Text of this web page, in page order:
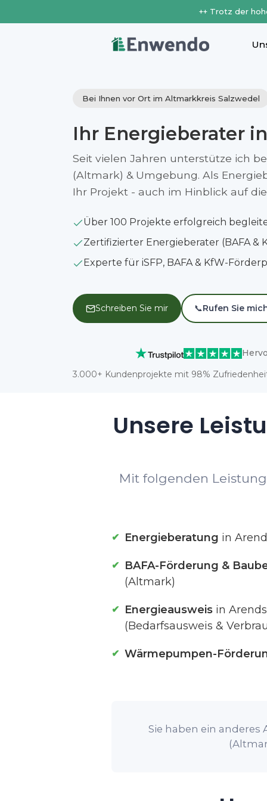
++ Trotz der
Bei Ihnen vor Ort im Altmarkkreis Salzwedel
Ihr Energieberater
Seit vielen Jahren unterstütze ich
(Altmark) & Umgebung. Als
Ihr Projekt - auch im Hinblick auf
Über 100 Projekte erfolgreich
Zertifizierter Energieberater (BAFA &
Experte für iSFP, BAFA & KfW-
Schreiben Sie mir 📞Rufen Sie
3.000+ Kundenprojekte mit 98%
Unsere
Mit folgenden
Energieberatung in
BAFA-Förderung &
(Altmark)
Energieausweis in
(Bedarfsausweis &
Wärmepumpen-
Sie haben ein